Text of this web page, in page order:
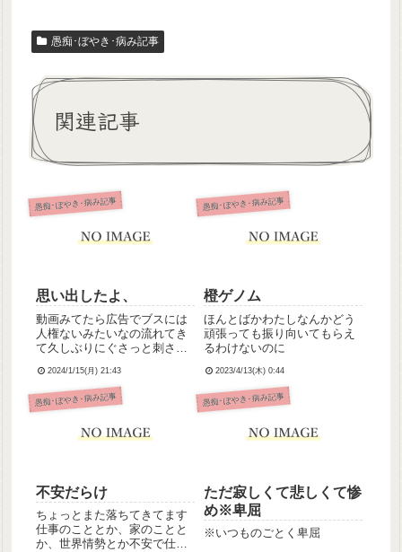
愚痴･ぼやき･病み記事
関連記事
愚痴･ぼやき･病み記事
思い出したよ、
動画みてたら広告でブスには
人権ないみたいなの流れてき
て久しぶりにぐさっと刺さり
言われたわけじゃないの分か
ってる、でもここ数ヶ月割と
調子よく経過してて自分がぶ
よ、久しぶりに現実突きつけ
2024/1/15(月) 21:43
愚痴･ぼやき･病み記事
橙ゲノム
ほんとばかわたしなんかどう
頑張っても振り向いてもらえ
るわけないのに
2023/4/13(木) 0:44
愚痴･ぼやき･病み記事
不安だらけ
ちょっとまた落ちてきてます
仕事のこととか、家のことと
か、世界情勢とか不安で仕事
愚痴･ぼやき･病み記事
ただ寂しくて悲しくて惨
め※卑屈
※いつものごとく卑屈